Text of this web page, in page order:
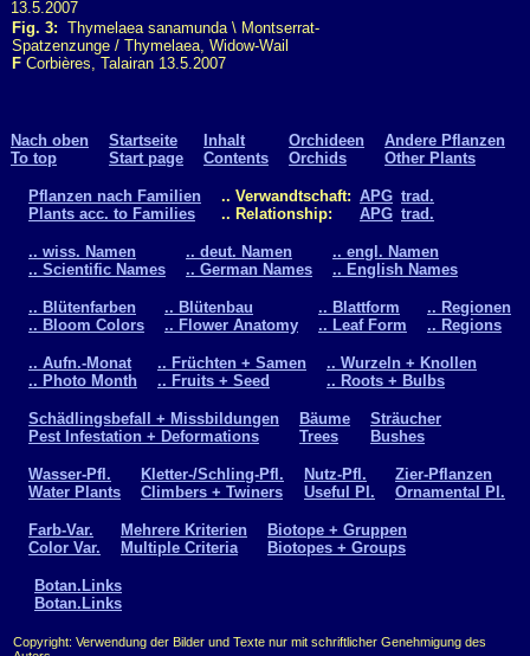
Fig. 3: Thymelaea sanamunda \ Montserrat-
Spatzenzunge / Thymelaea, Widow-Wail
F Corbières, Talairan 13.5.2007
Nach oben
To top
Startseite
Start page
Inhalt
Contents
Orchideen
Orchids
Andere Pflanzen
Other Plants
Pflanzen nach Familien
Plants acc. to Families
.. Verwandtschaft:
.. Relationship:
APG
APG
trad.
trad.
.. wiss. Namen
.. Scientific Names
.. deut. Namen
.. German Names
.. engl. Namen
.. English Names
.. Blütenfarben
.. Bloom Colors
.. Blütenbau
.. Flower Anatomy
.. Blattform
.. Leaf Form
.. Regionen
.. Regions
.. Aufn.-Monat
.. Photo Month
.. Früchten + Samen
.. Fruits + Seed
.. Wurzeln + Knollen
.. Roots + Bulbs
Schädlingsbefall + Missbildungen
Pest Infestation + Deformations
Bäume
Trees
Sträucher
Bushes
Wasser-Pfl.
Water Plants
Kletter-/Schling-Pfl.
Climbers + Twiners
Nutz-Pfl.
Useful Pl.
Zier-Pflanzen
Ornamental Pl.
Farb-Var.
Color Var.
Mehrere Kriterien
Multiple Criteria
Biotope + Gruppen
Biotopes + Groups
Botan.Links
Botan.Links
Copyright: Verwendung der Bilder und Texte nur mit schriftlicher Genehmigung des